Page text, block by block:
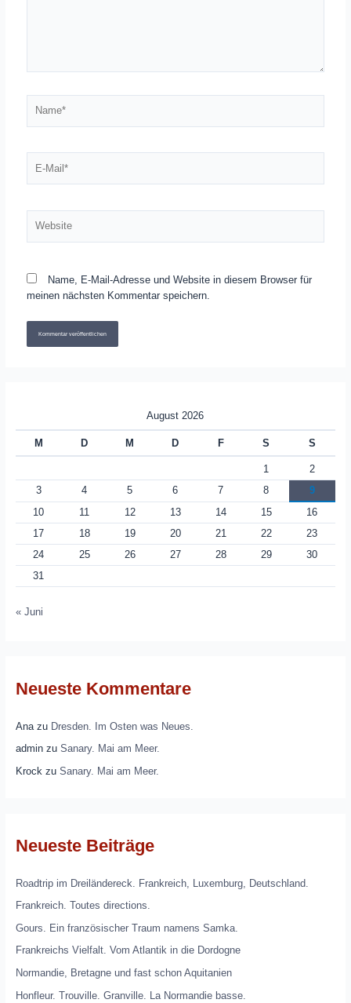
Mail*
Name, E-Mail-Adresse und Website in diesem Browser für
meinen nächsten Kommentar speichern.
August 2026
M D M D F S S
1
2
3
4 5 6 7 8
9
10
11 12 13 14 15
16
17
18 19 20 21 22
23
24
25 26 27 28 29
30
31
« Juni
Neueste Kommentare
Anazu Dresden. Im Osten was Neues.
adminzu Sanary. Mai am Meer.
Krock zu Sanary. Mai am Meer.
Neueste Beiträge
Roadtrip im Dreiländereck. Frankreich, Luxemburg, Deutschland.
Frankreich. Toutes directions.
Gours. Ein französischer Traum namens Samka.
Frankreichs Vielfalt. Vom Atlantik in die Dordogne
Normandie, Bretagne und fast schon Aquitanien
Honfleur. Trouville. Granville. La Normandie basse.